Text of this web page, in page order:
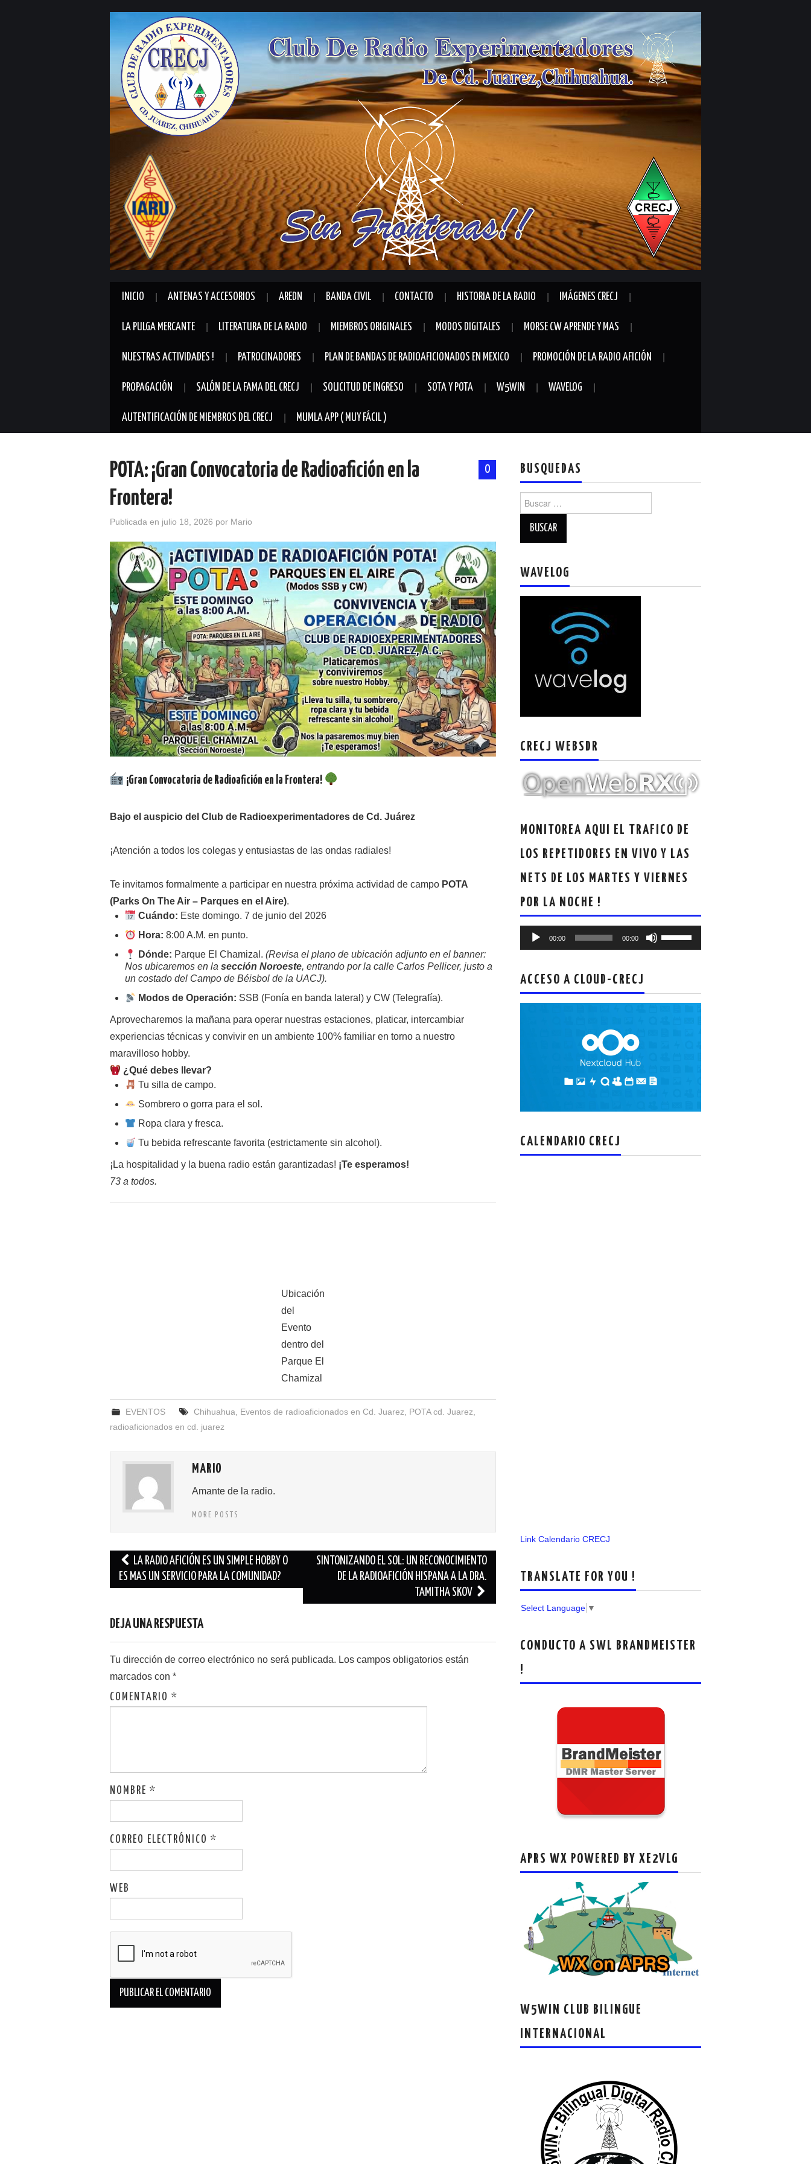
INICIO ANTENAS Y ACCESORIOS AREDN BANDA CIVIL CONTACTO HISTORIA DE LA RADIO IMÁGENES CRECJ
LA PULGA MERCANTE LITERATURA DE LA RADIO MIEMBROS ORIGINALES MODOS DIGITALES MORSE CW APRENDE Y MAS
NUESTRAS ACTIVIDADES ! PATROCINADORES PLAN DE BANDAS DE RADIOAFICIONADOS EN MEXICO PROMOCIÓN DE LA RADIO AFICIÓN
PROPAGACIÓN SALÓN DE LA FAMA DEL CRECJ SOLICITUD DE INGRESO SOTA Y POTA W5WIN WAVELOG
AUTENTIFICACIÓN DE MIEMBROS DEL CRECJ MUMLA APP ( MUY FÁCIL )
0
POTA: ¡Gran Convocatoria de Radioafición en la
Frontera!
Publicada en julio 18, 2026 por Mario
¡Gran Convocatoria de Radioafición en la Frontera!
Bajo el auspicio del Club de Radioexperimentadores de Cd. Juárez
¡Atención a todos los colegas y entusiastas de las ondas radiales!
Te invitamos formalmente a participar en nuestra próxima actividad de campo POTA
(Parks On The Air – Parques en el Aire).
Cuándo: Este domingo. 7 de junio del 2026
Hora: 8:00 A.M. en punto.
Dónde: Parque El Chamizal.(Revisa el plano de ubicación adjunto en el banner:
Nos ubicaremos en la sección Noroeste, entrando por la calle Carlos Pellicer, justo a
un costado del Campo de Béisbol de la UACJ).
Modos de Operación: SSB (Fonía en banda lateral) y CW (Telegrafía).
Aprovecharemos la mañana para operar nuestras estaciones, platicar, intercambiar
experiencias técnicas y convivir en un ambiente 100% familiar en torno a nuestro
maravilloso hobby.
¿Qué debes llevar?
Tu silla de campo.
Sombrero o gorra para el sol.
Ropa clara y fresca.
Tu bebida refrescante favorita (estrictamente sin alcohol).
¡La hospitalidad y la buena radio están garantizadas! ¡Te esperamos!
73 a todos.
Ubicación
del
Evento
dentro del
Parque El
Chamizal
EVENTOS Chihuahua, Eventos de radioaficionados en Cd. Juarez, POTA cd. Juarez,
radioaficionados en cd. juarez
MARIO
Amante de la radio.
MORE POSTS
Navegación
de
LA RADIO AFICIÓN ES UN SIMPLE HOBBY O
ES MAS UN SERVICIO PARA LA COMUNIDAD?
SINTONIZANDO EL SOL: UN RECONOCIMIENTO
DE LA RADIOAFICIÓN HISPANA A LA DRA.
TAMITHA SKOV
DEJA UNA RESPUESTA
Tu dirección de correo electrónico no será publicada. Los campos obligatorios están
marcados con *
COMENTARIO *
NOMBRE *
CORREO ELECTRÓNICO *
WEB
BUSQUEDAS
WAVELOG
CRECJ WEBSDR
MONITOREA AQUI EL TRAFICO DE
LOS REPETIDORES EN VIVO Y LAS
NETS DE LOS MARTES Y VIERNES
POR LA NOCHE !
Reproductor
de
00:00 00:00
las
flecha
ACCESO A CLOUD-CRECJ
CALENDARIO CRECJ
Link Calendario CRECJ
TRANSLATE FOR YOU !
Select Language ▼
CONDUCTO A SWL BRANDMEISTER
!
APRS WX POWERED BY XE2VLG
W5WIN CLUB BILINGUE
INTERNACIONAL